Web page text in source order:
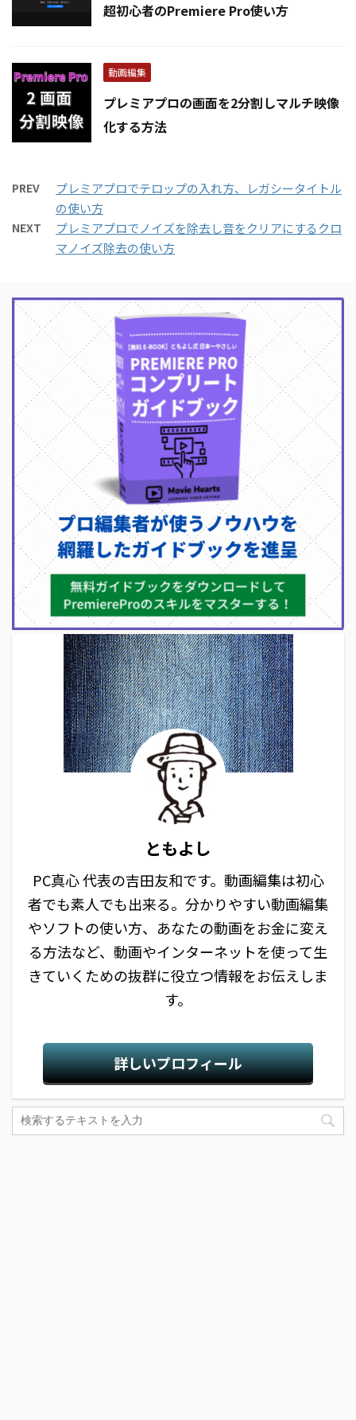
超初心者のPremiere Pro使い方
動画編集
プレミアプロの画面を2分割しマルチ映像
化する方法
PREV
プレミアプロでテロップの入れ方、レガシータイトル
の使い方
NEXT
プレミアプロでノイズを除去し音をクリアにするクロ
マノイズ除去の使い方
ともよし
PC真心 代表の吉田友和です。動画編集は初心
者でも素人でも出来る。分かりやすい動画編集
やソフトの使い方、あなたの動画をお金に変え
る方法など、動画やインターネットを使って生
きていくための抜群に役立つ情報をお伝えしま
す。
詳しいプロフィール